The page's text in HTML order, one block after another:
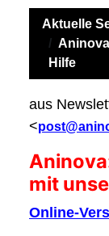
Aktuelle
Hilfe
aus
<
mit
Online-